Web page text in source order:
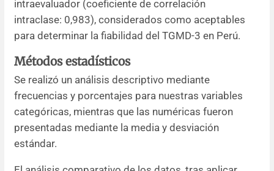
intraevaluador (coeficiente de correlación
intraclase: 0,983), considerados como aceptables
para determinar la fiabilidad del TGMD-3 en Perú.
Métodos estadísticos
Se realizó un análisis descriptivo mediante
frecuencias y porcentajes para nuestras variables
categóricas, mientras que las numéricas fueron
presentadas mediante la media y desviación
estándar.